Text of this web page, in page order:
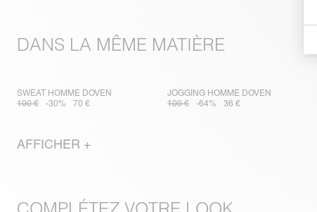
DANS LA MÊME MATIÈRE
SWEAT HOMME DOVEN
100 €
-30% 70 €
JOGGING HOMME DOVEN
100 €
-64% 36 €
AFFICHER +